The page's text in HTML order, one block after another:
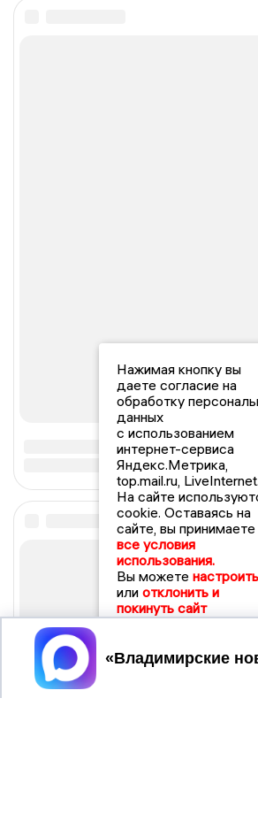
Нажимая кнопку вы
даете согласие на
обработку
данных
с использованием
интернет-сервиса
Яндекс.Метрика,
top.mail.ru, LiveInternet.
На сайте
cookie. Оставаясь на
сайте, вы принимаете
все условия
использования.
Вы можете настроить
или отклонить и
покинуть сайт
Принять